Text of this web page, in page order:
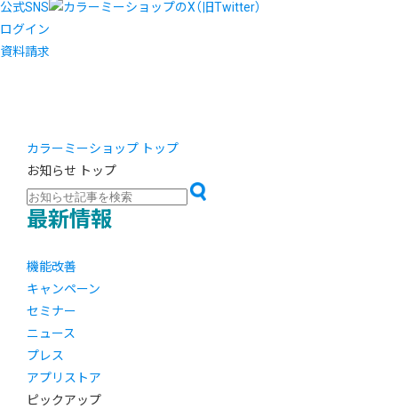
公式SNS
ログイン
資料請求
カラーミーショップ トップ
お知らせ トップ
最新情報
機能改善
キャンペーン
セミナー
ニュース
プレス
アプリストア
ピックアップ